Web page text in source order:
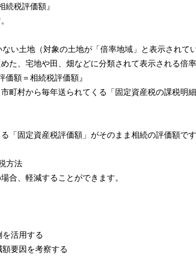
続税評価額』
い土地（対象の土地が「倍率地域」と表示されて
た、宅地や田、畑などに分類されて表示される倍
価額＝相続税評価額』
町村から毎年送られてくる「固定資産税の課税明
「固定資産税評価額」がそのまま相続の評価額です
方法
合、軽減することができます。
活用する
要因を考察する